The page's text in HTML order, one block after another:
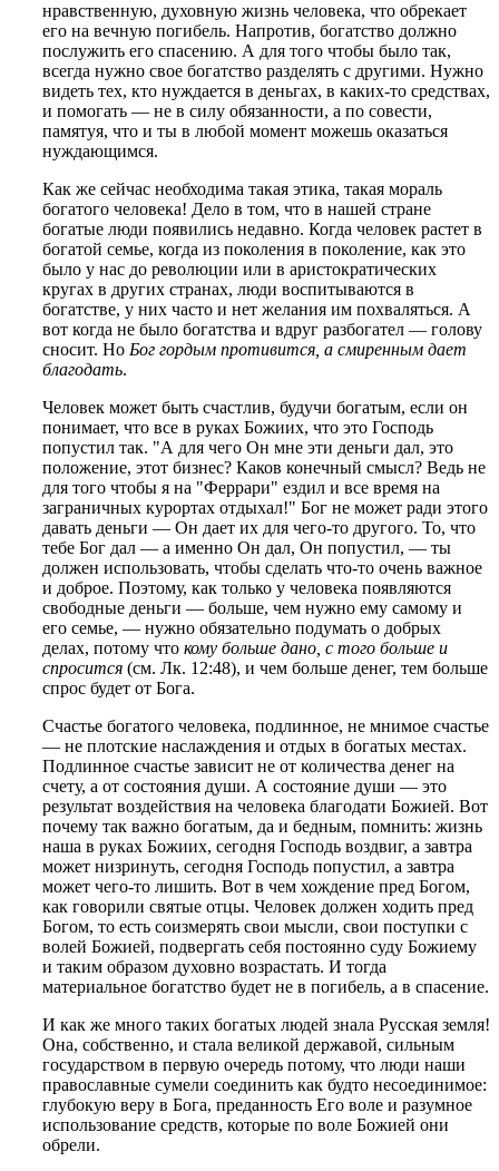
нравственную, духовную жизнь человека, что обрекает
его на вечную погибель. Напротив, богатство должно
послужить его спасению. А для того чтобы было так,
всегда нужно свое богатство разделять с другими. Нужно
видеть тех, кто нуждается в деньгах, в каких-то средствах,
и помогать — не в силу обязанности, а по совести,
памятуя, что и ты в любой момент можешь оказаться
нуждающимся.
Как же сейчас необходима такая этика, такая мораль
богатого человека! Дело в том, что в нашей стране
богатые люди появились недавно. Когда человек растет в
богатой семье, когда из поколения в поколение, как это
было у нас до революции или в аристократических
кругах в других странах, люди воспитываются в
богатстве, у них часто и нет желания им похваляться. А
вот когда не было богатства и вдруг разбогател — голову
сносит. Но Бог гордым противится, а смиренным дает
благодать.
Человек может быть счастлив, будучи богатым, если он
понимает, что все в руках Божиих, что это Господь
попустил так. "А для чего Он мне эти деньги дал, это
положение, этот бизнес? Каков конечный смысл? Ведь не
для того чтобы я на "Феррари" ездил и все время на
заграничных курортах отдыхал!" Бог не может ради этого
давать деньги — Он дает их для чего-то другого. То, что
тебе Бог дал — а именно Он дал, Он попустил, — ты
должен использовать, чтобы сделать что-то очень важное
и доброе. Поэтому, как только у человека появляются
свободные деньги — больше, чем нужно ему самому и
его семье, — нужно обязательно подумать о добрых
делах, потому что кому больше дано, с того больше и
спросится (см. Лк. 12:48), и чем больше денег, тем больше
спрос будет от Бога.
Счастье богатого человека, подлинное, не мнимое счастье
— не плотские наслаждения и отдых в богатых местах.
Подлинное счастье зависит не от количества денег на
счету, а от состояния души. А состояние души — это
результат воздействия на человека благодати Божией. Вот
почему так важно богатым, да и бедным, помнить: жизнь
наша в руках Божиих, сегодня Господь воздвиг, а завтра
может низринуть, сегодня Господь попустил, а завтра
может чего-то лишить. Вот в чем хождение пред Богом,
как говорили святые отцы. Человек должен ходить пред
Богом, то есть соизмерять свои мысли, свои поступки с
волей Божией, подвергать себя постоянно суду Божиему
и таким образом духовно возрастать. И тогда
материальное богатство будет не в погибель, а в спасение.
И как же много таких богатых людей знала Русская земля!
Она, собственно, и стала великой державой, сильным
государством в первую очередь потому, что люди наши
православные сумели соединить как будто несоединимое:
глубокую веру в Бога, преданность Его воле и разумное
использование средств, которые по воле Божией они
обрели.